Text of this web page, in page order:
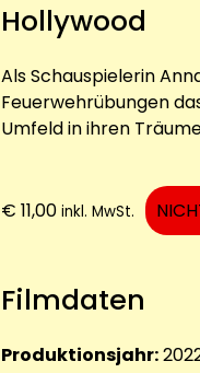
Hollywood
Als Schauspielerin
Feuerwehrübungen
Umfeld in ihren
€ 11,00 inkl. MwSt.
Filmdaten
Produktionsjahr: